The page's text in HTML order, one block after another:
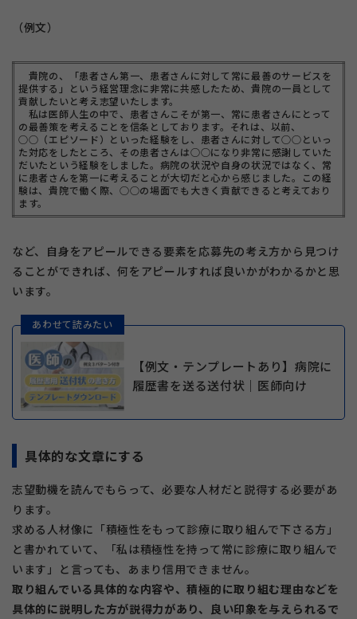
（例文）
貴院の、「患者さん第一、患者さんに対して常に最善のサービスを
提供する」という経営理念に非常に共感したため、貴院の一員として
貢献したいと考え志望いたします。
私は医師人生の中で、患者さんこそが第一、常に患者さんにとって
の最善策を考えることを信条としております。それは、以前、
○○（エピソード）といった経験をし、患者さんに対して○○といっ
た対応をしたところ、その患者さんは○○になり非常に感謝していた
だいたという経験をしました。病院の状況や自身の状況ではなく、常
に患者さんを第一に考えることが大切だと心から感じました。この経
験は、貴院で働く際、○○の場面でも大きく貢献できると考えており
ます。
など、自身をアピールできる要素を応募先の考え方から見つけ
ることができれば、何をアピールすれば良いかがわかるかと思
います。
あわせて読みたい
【例文・テンプレートあり】病院に
履歴書を送る送付状｜医師向け
具体的な文章にする
志望動機を読んでもらって、必要な人材だと説得する必要があ
ります。
求める人材像に「積極性をもって診療に取り組んで下さる方」
と書かれていて、「私は積極性を持って常に診療に取り組んで
います」と言っても、あまり信用できません。
取り組んでいる具体的な内容や、積極的に取り組む理由などを
具体的に説明した方が説得力があり、良い印象を与えられるで